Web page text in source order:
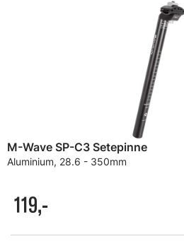
M-Wave SP-C3 Setepinne
Aluminium, 28.6 - 350mm
119,-